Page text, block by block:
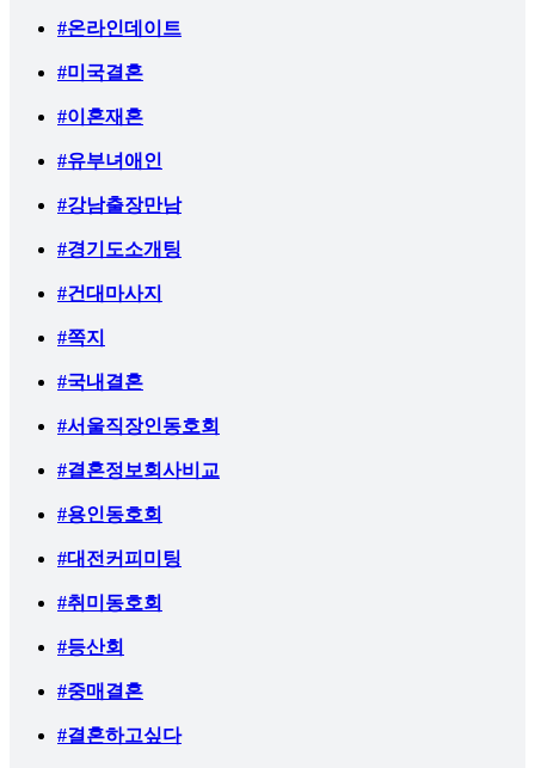
#온라인데이트
#미국결혼
#이혼재혼
#유부녀애인
#강남출장만남
#경기도소개팅
#건대마사지
#쪽지
#국내결혼
#서울직장인동호회
#결혼정보회사비교
#용인동호회
#대전커피미팅
#취미동호회
#등산회
#중매결혼
#결혼하고싶다